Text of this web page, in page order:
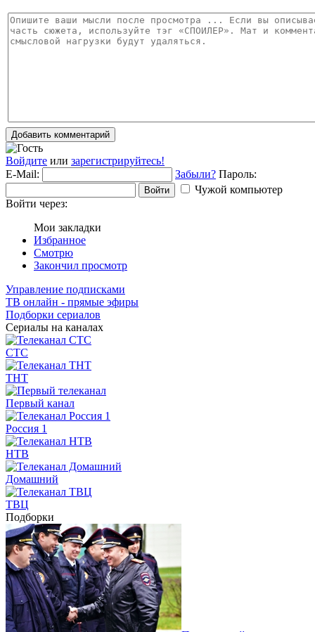
Добавить комментарий
Войдите или зарегистрируйтесь!
E-Mail:
Забыли? Пароль:
Войти
Чужой компьютер
Войти через:
Мои закладки
Избранное
Смотрю
Закончил просмотр
Управление подписками
ТВ онлайн - прямые эфиры
Подборки сериалов
Сериалы на каналах
СТС
ТНТ
Первый канал
Россия 1
НТВ
Домашний
ТВЦ
Подборки